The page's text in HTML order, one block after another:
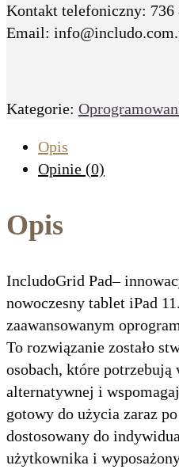
Kontakt telefoniczny: 736
Email:
Kategorie:
Opis
Opinie (0)
Opis
IncludoGrid Pad–
nowoczesny tablet iPad
zaawansowanym
To rozwiązanie zostało
osobach, które
alternatywnej i
gotowy do użycia zaraz
dostosowany do
użytkownika i